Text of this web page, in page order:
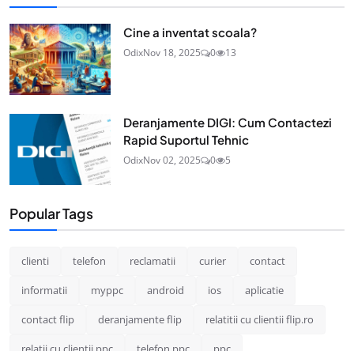
Cine a inventat scoala?
OdixNov 18, 2025 0 13
Deranjamente DIGI: Cum Contactezi
Rapid Suportul Tehnic
OdixNov 02, 2025 0 5
Popular Tags
clienti telefon reclamatii curier contact
informatii myppc android ios aplicatie
contact flip deranjamente flip relatitii cu clientii flip.ro